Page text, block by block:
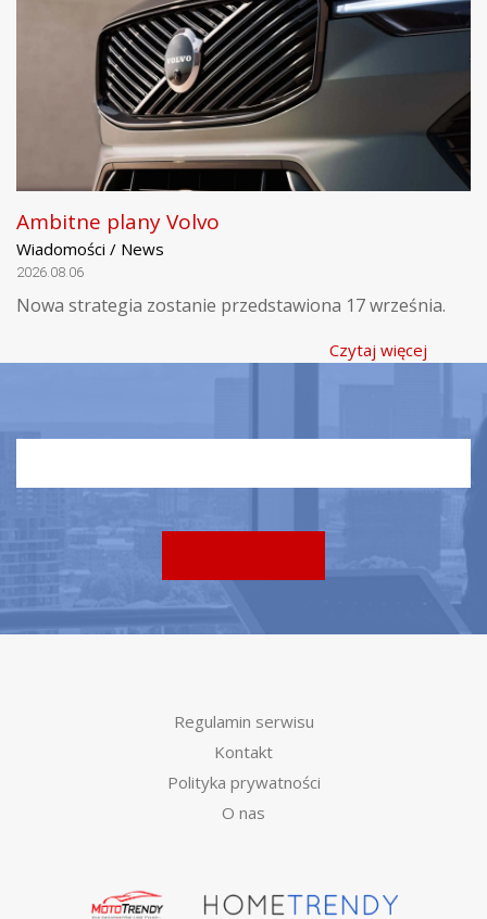
Ambitne plany Volvo
Wiadomości / News
2026.08.06
Nowa strategia zostanie przedstawiona 17 września.
Czytaj więcej
Regulamin serwisu
Kontakt
Polityka prywatności
O nas